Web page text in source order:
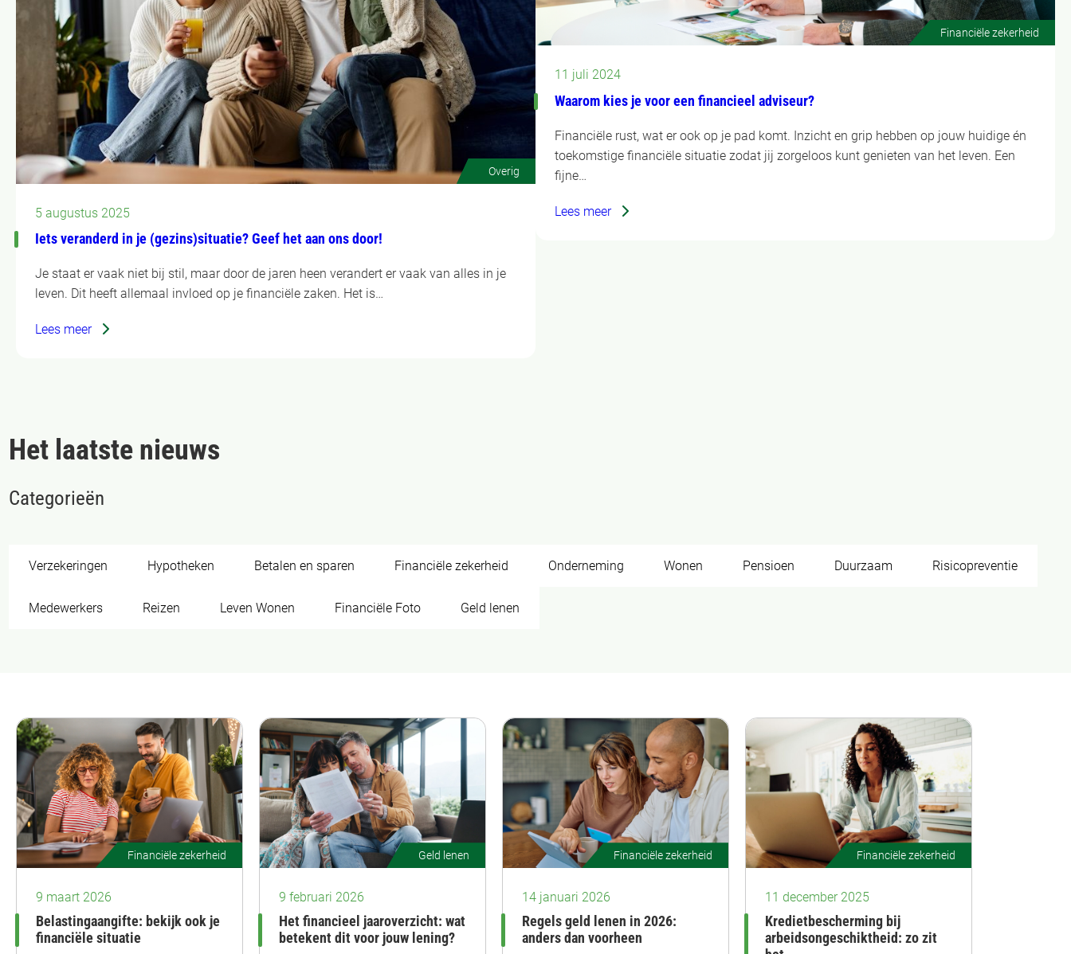
Overig
5 augustus 2025
Iets veranderd in je (gezins)situatie? Geef het aan ons door!
Je staat er vaak niet bij stil, maar door de jaren heen verandert er vaak van alles in je
leven. Dit heeft allemaal invloed op je financiële zaken. Het is…
Lees meer
Financiële zekerheid
11 juli 2024
Waarom kies je voor een financieel adviseur?
Financiële rust, wat er ook op je pad komt. Inzicht en grip hebben op jouw huidige én
toekomstige financiële situatie zodat jij zorgeloos kunt genieten van het leven. Een
fijne…
Lees meer
Het laatste nieuws
Categorieën
Verzekeringen Hypotheken Betalen en sparen Financiële zekerheid Onderneming Wonen Pensioen Duurzaam Risicopreventie
Medewerkers Reizen Leven Wonen Financiële Foto Geld lenen
Financiële zekerheid
9 maart 2026
Belastingaangifte: bekijk ook je
financiële situatie
Geld lenen
9 februari 2026
Het financieel jaaroverzicht: wat
betekent dit voor jouw lening?
Financiële zekerheid
14 januari 2026
Regels geld lenen in 2026:
anders dan voorheen
Financiële zekerheid
11 december 2025
Kredietbescherming bij
arbeidsongeschiktheid: zo zit